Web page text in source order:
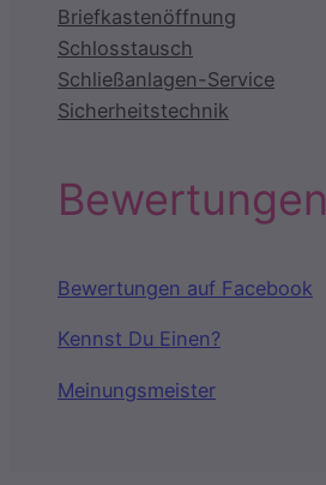
Briefkastenöffnung
Schlosstausch
Schließanlagen-Service
Sicherheitstechnik
Bewertungen
Bewertungen auf Facebook
Kennst Du Einen?
Meinungsmeister